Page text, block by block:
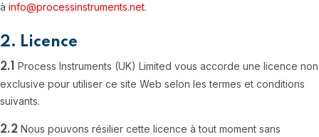
à info@processinstruments.net.
2. Licence
2.1
Process Instruments (UK) Limited vous accorde une licence non
exclusive pour utiliser ce site Web selon les termes et conditions
suivants.
2.2 Nous pouvons résilier cette licence à tout moment sans